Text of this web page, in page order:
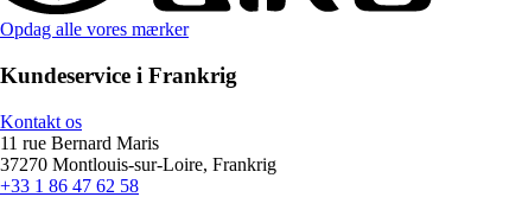
Opdag alle vores mærker
Kundeservice i Frankrig
Kontakt os
11 rue Bernard Maris
37270 Montlouis-sur-Loire, Frankrig
+33 1 86 47 62 58